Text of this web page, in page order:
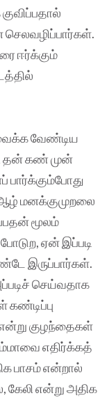
ஈர்க்கும்
வேண்டிய
தன் கண் முன்
மனக்குமுறலை
மூலம்
ஏன் இப்படி
இருப்பார்கள்.
செய்வதாக
குழந்தைகள்
எதிர்க்கத்
பாசம் என்றால்
என்று அதிக